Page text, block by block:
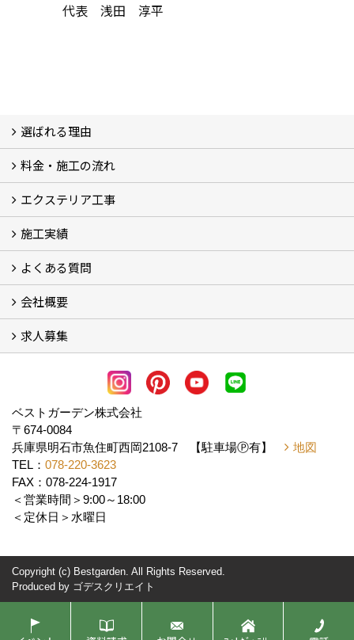
代表 浅田 淳平
選ばれる理由
選ばれる理由
料金・施工の流れ
料金
施工の流れ
エクステリア工事
エクステリア工事
施工実績
フォトギャラリー
メディア紹介・掲載
お客様の声
よくある質問
よくある質問
会社概要
会社概要
アクセス
スタッフ紹介
スタッフブログ
LINE公式アカウント
求人募集
協力業者様・求人募集 (2)
ベストガーデン株式会社
〒674-0084
兵庫県明石市魚住町西岡2108-7 【駐車場Ⓟ有】
地図
TEL： 078-220-3623
FAX：078-224-1917
＜営業時間＞9:00～18:00
＜定休日＞水曜日
Copyright (c) Bestgarden. All Rights Reserved.
Produced by ゴデスクリエイト